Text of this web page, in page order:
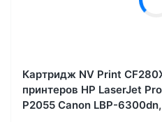
Картридж NV Print
принтеров HP LaserJet
P2055 Canon LBP-